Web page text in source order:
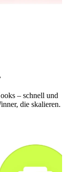
– schnell und
die skalieren.